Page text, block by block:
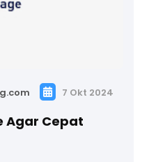
7 Okt 2024
Agar Cepat